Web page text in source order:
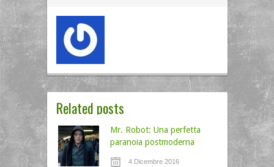
Related posts
Mr. Robot: Una perfetta
paranoia postmoderna
4 Dicembre 2016